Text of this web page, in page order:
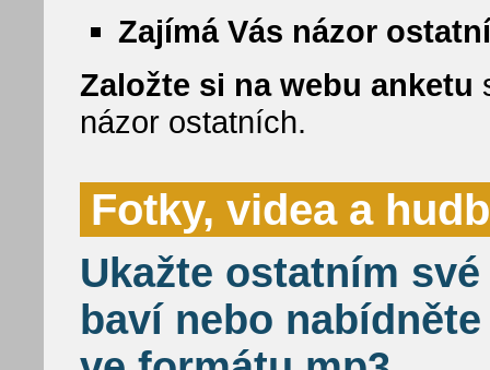
Zajímá Vás názor
Založte si na webu anketu
názor ostatních.
Fotky, videa a
Ukažte ostatním
baví nebo